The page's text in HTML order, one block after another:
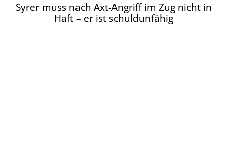
Syrer muss nach Axt-Angriff im Zug nicht in
Haft – er ist schuldunfähig